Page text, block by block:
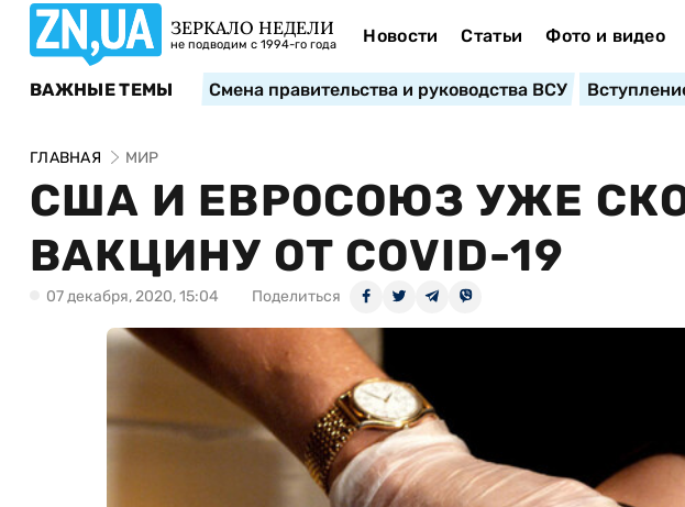
ЗЕРКАЛО НЕДЕЛИ
не подводим с 1994-го года Новости Статьи Фото и видео
ВАЖНЫЕ ТЕМЫ Смена правительства и руководства ВСУ
ГЛАВНАЯ МИР
США И ЕВРОСОЮЗ УЖЕ
ВАКЦИНУ ОТ COVID-19
07 декабря, 2020, 15:04 Поделиться